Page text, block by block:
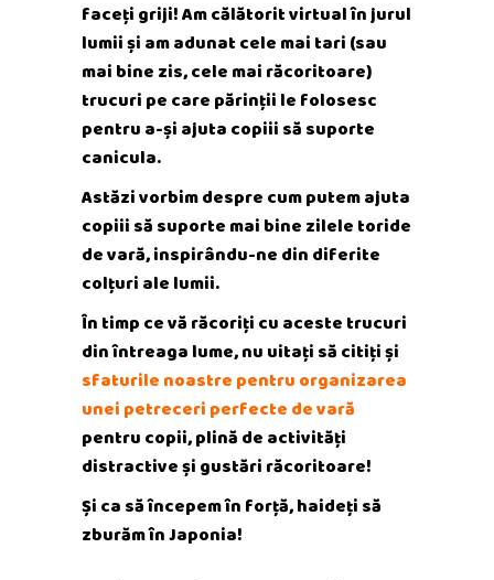
faceți griji! Am călătorit virtual în jurul
lumii și am adunat cele mai tari (sau
mai bine zis, cele mai răcoritoare)
trucuri pe care părinții le folosesc
pentru a-și ajuta copiii să suporte
canicula.
Astăzi vorbim despre cum putem ajuta
copiii să suporte mai bine zilele toride
de vară, inspirându-ne din diferite
colțuri ale lumii.
În timp ce vă răcoriți cu aceste trucuri
din întreaga lume, nu uitați să citiți și
sfaturile noastre pentru organizarea
unei petreceri perfecte de vară
pentru copii, plină de activități
distractive și gustări răcoritoare!
Și ca să începem în forță, haideți să
zburăm în Japonia!